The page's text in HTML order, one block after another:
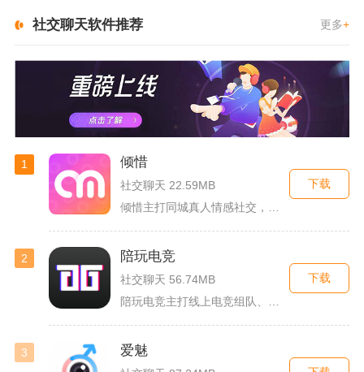
社交聊天软件推荐 更多+
1 倾惜
社交聊天 22.59MB
下载
2 陪玩电竞
社交聊天 56.74MB
下载
3 爱魅